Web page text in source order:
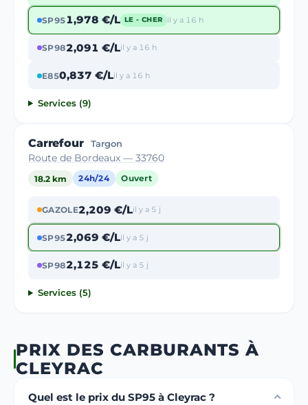
SP951,978 €/L LE - CHER il y a 16 h
SP982,091 €/Lil y a 16 h
E850,837 €/Lil y a 16 h
Services (9)
Carrefour Targon
Route de Bordeaux — 33760
18.2 km 24h/24 Ouvert
GAZOLE2,209 €/Lil y a 5 j
SP952,069 €/Lil y a 5 j
SP982,125 €/Lil y a 5 j
Services (5)
PRIX DES CARBURANTS À
CLEYRAC
Quel est le prix du SP95 à Cleyrac ?